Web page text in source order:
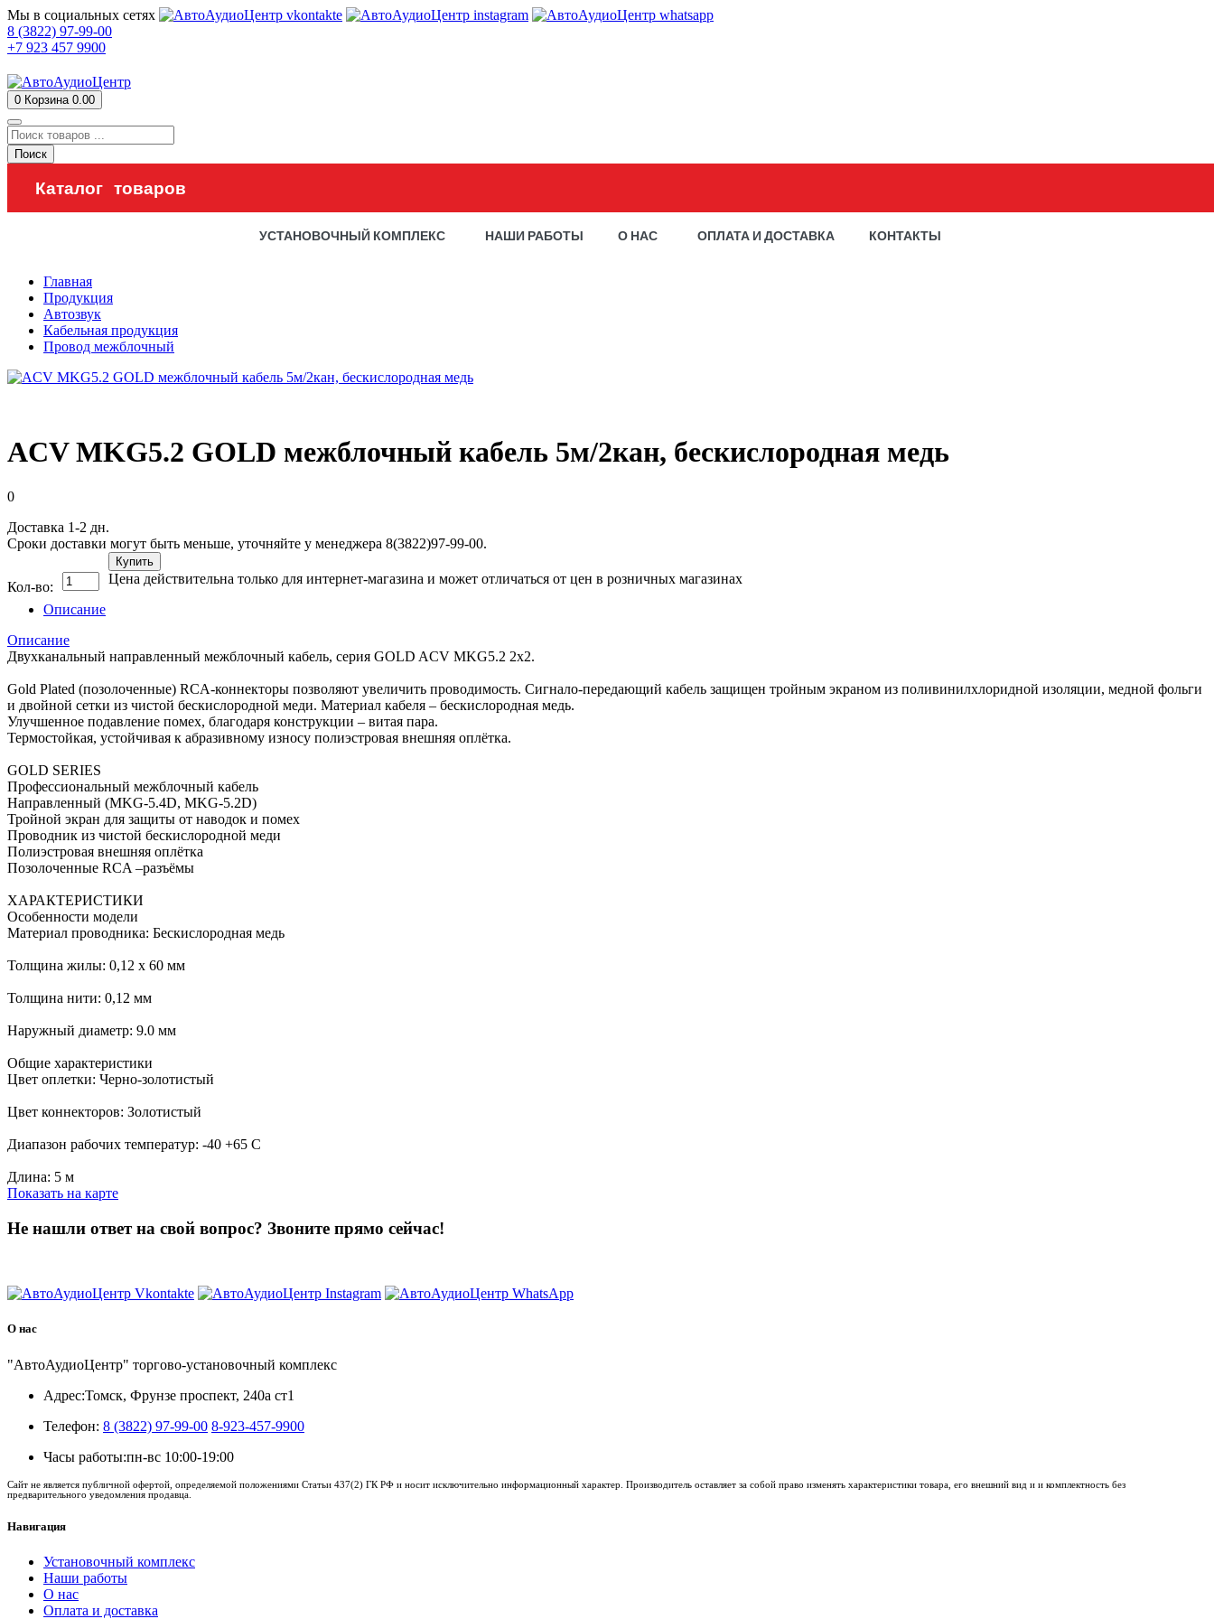
Мы в социальных сетях
8 (3822) 97-99-00
+7 923 457 9900
0 Корзина 0.00
Поиск
Каталог товаров
УСТАНОВОЧНЫЙ КОМПЛЕКС НАШИ РАБОТЫ О НАС ОПЛАТА И ДОСТАВКА КОНТАКТЫ
Главная
Продукция
Автозвук
Кабельная продукция
Провод межблочный
ACV MKG5.2 GOLD межблочный кабель 5м/2кан, бескислородная медь
0
Доставка 1-2 дн.
Сроки доставки могут быть меньше, уточняйте у менеджера 8(3822)97-99-00.
Кол-во:
Купить
Цена действительна только для интернет-магазина и может отличаться от цен в розничных магазинах
Описание
Описание
Двухканальный направленный межблочный кабель, серия GOLD ACV MKG5.2 2х2.
Gold Plated (позолоченные) RCA-коннекторы позволяют увеличить проводимость. Сигнало-передающий кабель защищен тройным экраном из поливинилхлоридной изоляции, медной фольги
и двойной сетки из чистой бескислородной меди. Материал кабеля – бескислородная медь.
Улучшенное подавление помех, благодаря конструкции – витая пара.
Термостойкая, устойчивая к абразивному износу полиэстровая внешняя оплётка.
GOLD SERIES
Профессиональный межблочный кабель
Направленный (MKG-5.4D, MKG-5.2D)
Тройной экран для защиты от наводок и помех
Проводник из чистой бескислородной меди
Полиэстровая внешняя оплётка
Позолоченные RCA –разъёмы
ХАРАКТЕРИСТИКИ
Особенности модели
Материал проводника: Бескислородная медь
Толщина жилы: 0,12 х 60 мм
Толщина нити: 0,12 мм
Наружный диаметр: 9.0 мм
Общие характеристики
Цвет оплетки: Черно-золотистый
Цвет коннекторов: Золотистый
Диапазон рабочих температур: -40 +65 С
Длина: 5 м
Показать на карте
Не нашли ответ на свой вопрос? Звоните прямо сейчас!
О нас
"АвтоАудиоЦентр" торгово-установочный комплекс
Адрес:Томск, Фрунзе проспект, 240а ст1
Телефон: 8 (3822) 97-99-00 8-923-457-9900
Часы работы:пн-вс 10:00-19:00
Сайт не является публичной офертой, определяемой положениями Статьи 437(2) ГК РФ и носит исключительно информационный характер. Производитель оставляет за собой право изменять характеристики товара, его внешний вид и и комплектность без
предварительного уведомления продавца.
Навигация
Установочный комплекс
Наши работы
О нас
Оплата и доставка